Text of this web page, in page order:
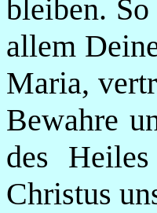
bleiben.
allem
Maria,
Bewahre
des
Christus